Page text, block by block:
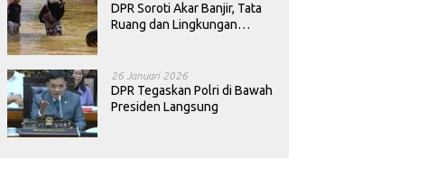
DPR Soroti Akar Banjir, Tata
Ruang dan Lingkungan
26 Januari 2026
DPR Tegaskan Polri di Bawah
Presiden Langsung